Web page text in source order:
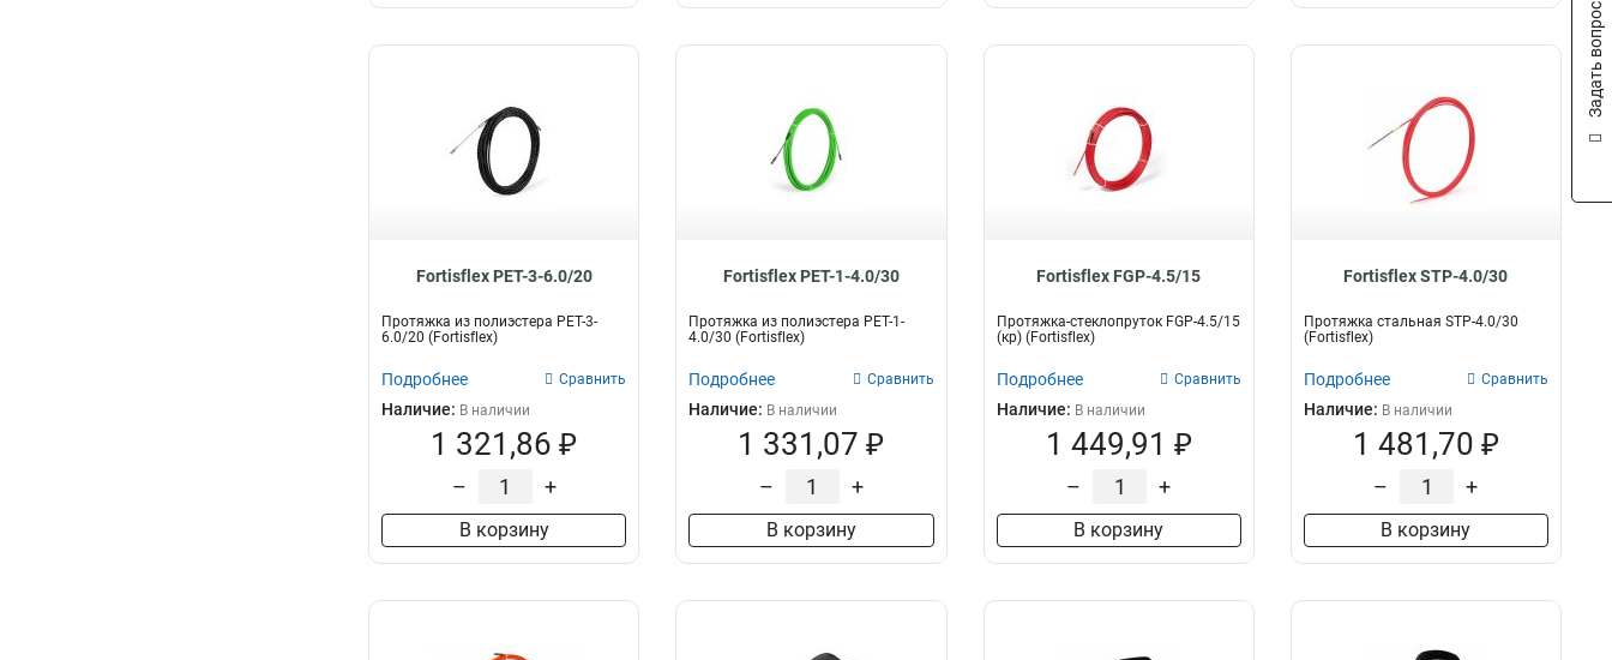
Fortisflex PET-3-6.0/20
Протяжка из полиэстера PET-3-
6.0/20 (Fortisflex)
Подробнее Сравнить
Наличие: В наличии
1 321,86 ₽
– +
В корзину
Fortisflex PET-1-4.0/30
Протяжка из полиэстера PET-1-
4.0/30 (Fortisflex)
Подробнее Сравнить
Наличие: В наличии
1 331,07 ₽
– +
В корзину
Fortisflex FGP-4.5/15
Протяжка-стеклопруток FGP-4.5/15
(кр) (Fortisflex)
Подробнее Сравнить
Наличие: В наличии
1 449,91 ₽
– +
В корзину
Fortisflex STP-4.0/30
Протяжка стальная STP-4.0/30
(Fortisflex)
Подробнее Сравнить
Наличие: В наличии
1 481,70 ₽
– +
В корзину
Задать вопрос